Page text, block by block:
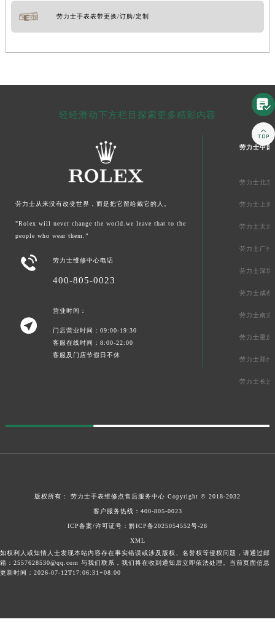
劳力士手表表带更换/订购/定制
轻轻滑动下方栏目探索更多精彩内容
劳力士从来没有改变世界，而是把它留给戴它的人。
"Rolex will never change the world.we leave that to the
people who wear them.”
 劳力士维修中心电话
400-805-0023

营业时间：
门店营业时间：09:00-19:30
客服在线时间：8:00-22:00
客服及门店节假日不休
劳力士中国
劳力士北京
劳力士上海
劳力士天津
劳力士广州
劳力士深圳
劳力士成都
劳力士南京
劳力士重庆
劳力士郑州
劳力士长沙
版权所有： 劳力士手表维修点售后服务中心 Copyright © 2018-2032
客户服务热线： 400-805-0023
ICP备案/许可证号： 黔ICP备2025054552号-28
XML
如权利人或知情人士发现本站内容存在事实错误或涉及版权、名誉权等侵权问题，请通过邮
箱：2557628530@qq.com 与我们联系，我们将在收到通知后立即依法处理。当前页面信息
更新时间：2026-07-12T17:06:31+08:00

